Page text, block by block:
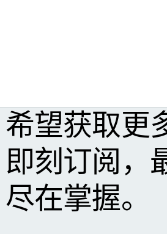
希望获取更
即刻订阅，
尽在掌握。